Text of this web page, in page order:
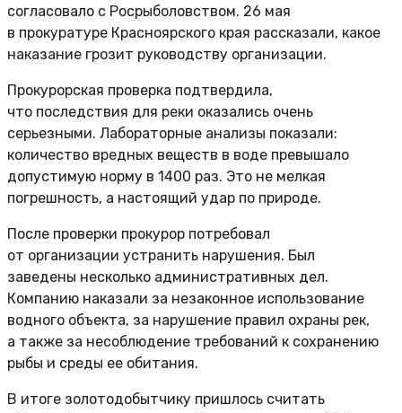
согласовало с Росрыболовством. 26 мая
в прокуратуре Красноярского края рассказали, какое
наказание грозит руководству организации.
Прокурорская проверка подтвердила,
что последствия для реки оказались очень
серьезными. Лабораторные анализы показали:
количество вредных веществ в воде превышало
допустимую норму в 1400 раз. Это не мелкая
погрешность, а настоящий удар по природе.
После проверки прокурор потребовал
от организации устранить нарушения. Был
заведены несколько административных дел.
Компанию наказали за незаконное использование
водного объекта, за нарушение правил охраны рек,
а также за несоблюдение требований к сохранению
рыбы и среды ее обитания.
В итоге золотодобытчику пришлось считать